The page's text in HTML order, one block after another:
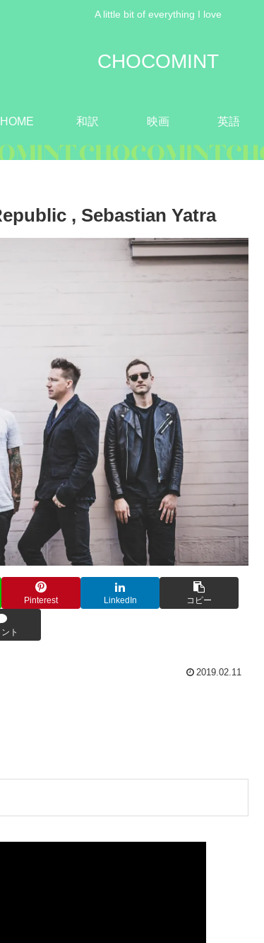
A little bit of everything I love
CHOCOMINT
HOME 和訳 映画 英語
, Sebastian Yatra
Pinterest LinkedIn コピー
ト
2019.02.11